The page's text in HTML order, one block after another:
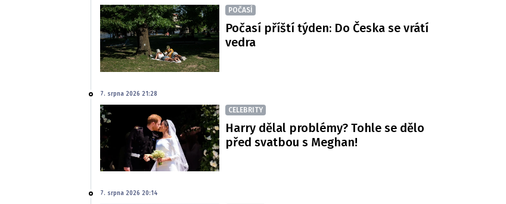
POČASÍ
Počasí příští týden: Do Česka se vrátí
vedra
7. srpna 2026 21:28
CELEBRITY
Harry dělal problémy? Tohle se dělo
před svatbou s Meghan!
7. srpna 2026 20:14